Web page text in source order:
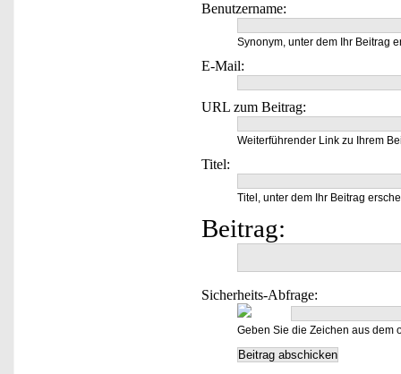
Benutzername:
Synonym, unter dem Ihr Beitrag
E-Mail:
URL zum Beitrag:
Weiterführender Link zu Ihrem
Titel:
Titel, unter dem Ihr Beitrag
Beitrag:
Sicherheits-Abfrage:
Geben Sie die Zeichen aus dem